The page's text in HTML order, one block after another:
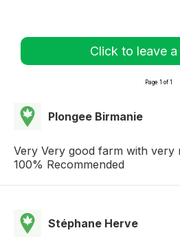
Click to leave
Page 1 of 1
Plongee Birmanie
Very Very good farm with very
100% Recommended
Stéphane Herve